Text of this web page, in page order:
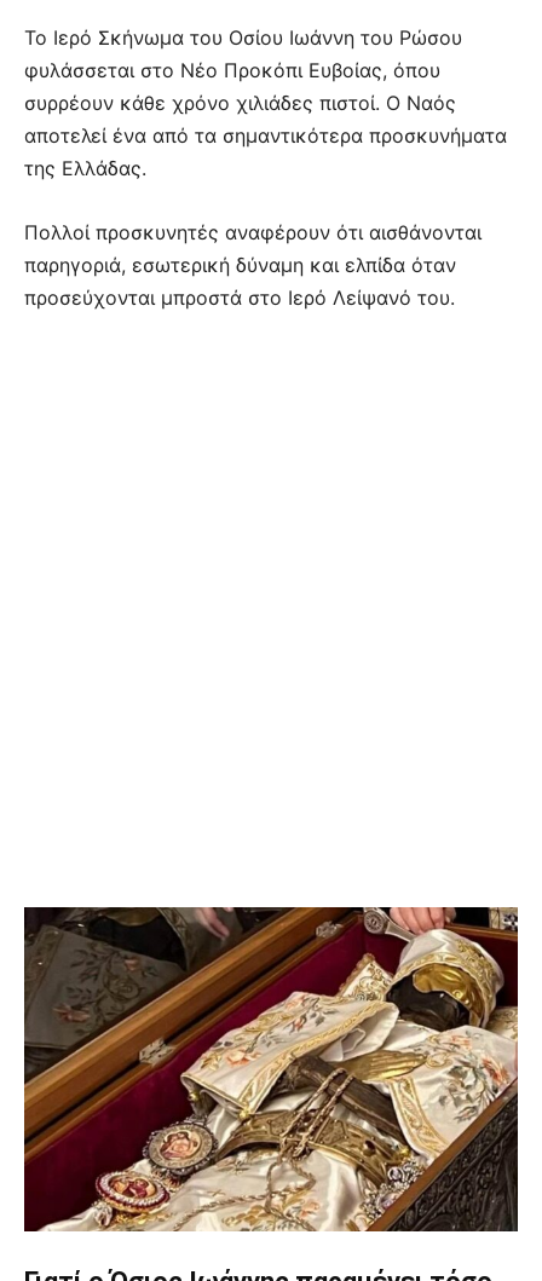
Το Ιερό Σκήνωμα του Οσίου Ιωάννη του Ρώσου
φυλάσσεται στο Νέο Προκόπι Ευβοίας, όπου
συρρέουν κάθε χρόνο χιλιάδες πιστοί. Ο Ναός
αποτελεί ένα από τα σημαντικότερα προσκυνήματα
της Ελλάδας.
Πολλοί προσκυνητές αναφέρουν ότι αισθάνονται
παρηγοριά, εσωτερική δύναμη και ελπίδα όταν
προσεύχονται μπροστά στο Ιερό Λείψανό του.